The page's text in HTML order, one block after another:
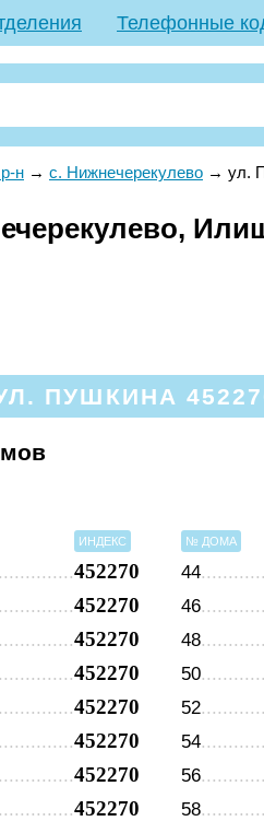
Телефонные
н → с. Нижнечерекулево → ул.
ПУШКИНА
ИНДЕКС
452270
452270
452270
452270
452270
452270
452270
452270
№ ДОМА
44
46
48
50
52
54
56
58